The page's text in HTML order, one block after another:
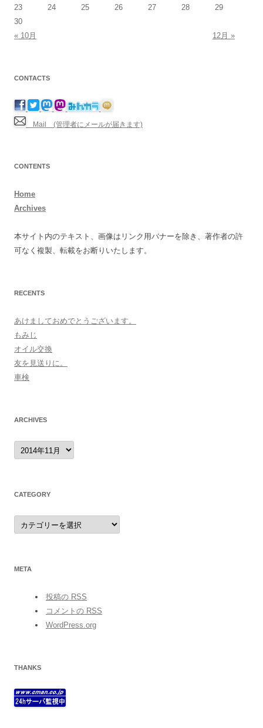
23
24 25 26 27 28
29
30
« 10月
12月 »
CONTACTS
Mail (管理者にメールが届きます)
CONTENTS
Home
Archives
本サイト内のテキスト、画像はリンク用バナーを除き、著作者の許
可なく複製、転載をお断りいたします。
RECENTS
あけましておめでとうございます。
もみじ
オイル交換
友を見送りに。
車検
ARCHIVES
archives
CATEGORY
category
META
投稿の RSS
コメントの RSS
WordPress.org
THANKS